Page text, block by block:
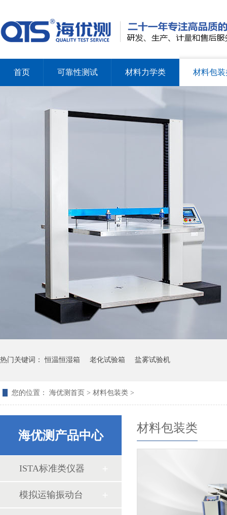
首页 可靠性测试 材料力学类 材料包装
热门关键词：恒温恒湿箱 老化试验箱 盐雾试验机
您的位置： 海优测首页 > 材料包装类 >
材料包装类
海优测产品中心
ISTA标准类仪器
模拟运输振动台